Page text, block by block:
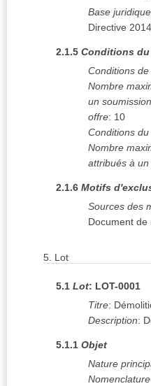
Base juridique
Directive
2.1.5 Conditions
Conditions
Nombre
un
offre: 10
Conditions
Nombre
attribués à
2.1.6 Motifs
Sources des
Document de
5. Lot
5.1 Lot: LOT-0001
Titre:
Description:
5.1.1 Objet
Nature